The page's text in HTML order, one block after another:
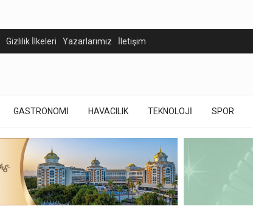
Gizlilik İlkeleri Yazarlarımız İletişim
GASTRONOMİ HAVACILIK TEKNOLOJİ SPOR